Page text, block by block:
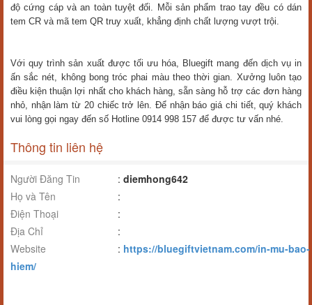
độ cứng cáp và an toàn tuyệt đối. Mỗi sản phẩm trao tay đều có dán
tem CR và mã tem QR truy xuất, khẳng định chất lượng vượt trội.
Với quy trình sản xuất được tối ưu hóa, Bluegift mang đến dịch vụ in
ấn sắc nét, không bong tróc phai màu theo thời gian. Xưởng luôn tạo
điều kiện thuận lợi nhất cho khách hàng, sẵn sàng hỗ trợ các đơn hàng
nhỏ, nhận làm từ 20 chiếc trở lên. Để nhận báo giá chi tiết, quý khách
vui lòng gọi ngay đến số Hotline 0914 998 157 để được tư vấn nhé.
Thông tin liên hệ
Người Đăng Tin : diemhong642
Họ và Tên
:
Điện Thoại
:
Địa Chỉ
:
Website
: https://bluegiftvietnam.com/in-mu-bao-
hiem/